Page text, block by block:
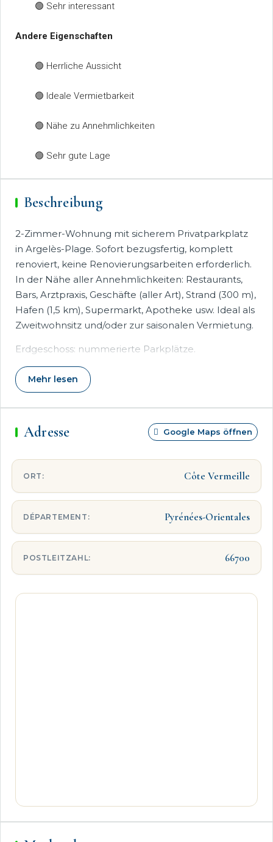
🟢 Sehr interessant
Andere Eigenschaften
🟢 Herrliche Aussicht
🟢 Ideale Vermietbarkeit
🟢 Nähe zu Annehmlichkeiten
🟢 Sehr gute Lage
Beschreibung
2-Zimmer-Wohnung mit sicherem Privatparkplatz
in Argelès-Plage. Sofort bezugsfertig, komplett
renoviert, keine Renovierungsarbeiten erforderlich.
In der Nähe aller Annehmlichkeiten: Restaurants,
Bars, Arztpraxis, Geschäfte (aller Art), Strand (300 m),
Hafen (1,5 km), Supermarkt, Apotheke usw. Ideal als
Zweitwohnsitz und/oder zur saisonalen Vermietung.
Erdgeschoss: nummerierte Parkplätze.
3. STOCK: Eingangsbereich, großes Wohnzimmer
(mit integrierter Loggia), Schlafzimmer, Duschbad
UNBEDINGT ANSEHEN
Mehr lesen
Adresse Google Maps öffnen
ORT: Côte Vermeille
DÉPARTEMENT: Pyrénées-Orientales
POSTLEITZAHL: 66700